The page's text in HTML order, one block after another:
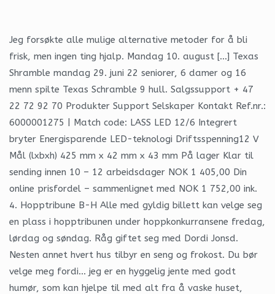
Jeg forsøkte alle mulige alternative metoder for å bli
frisk, men ingen ting hjalp. Mandag 10. august […] Texas
Shramble mandag 29. juni 22 seniorer, 6 damer og 16
menn spilte Texas Schramble 9 hull. Salgssupport + 47
22 72 92 70 Produkter Support Selskaper Kontakt Ref.nr.:
6000001275 | Match code: LASS LED 12/6 Integrert
bryter Energisparende LED-teknologi Driftsspenning12 V
Mål (lxbxh) 425 mm x 42 mm x 43 mm På lager Klar til
sending innen 10 – 12 arbeidsdager NOK 1 405,00 Din
online prisfordel – sammenlignet med NOK 1 752,00 ink.
4. Hopptribune B-H Alle med gyldig billett kan velge seg
en plass i hopptribunen under hoppkonkurransene fredag,
lørdag og søndag. Råg giftet seg med Dordi Jonsd.
Nesten annet hvert hus tilbyr en seng og frokost. Du bør
velge meg fordi… jeg er en hyggelig jente med godt
humør, som kan hjelpe til med alt fra å vaske huset,